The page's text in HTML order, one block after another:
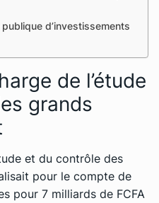
d’investissements
de l’étude
grands
et du contrôle des
pour le compte de
pour 7 milliards de FCFA